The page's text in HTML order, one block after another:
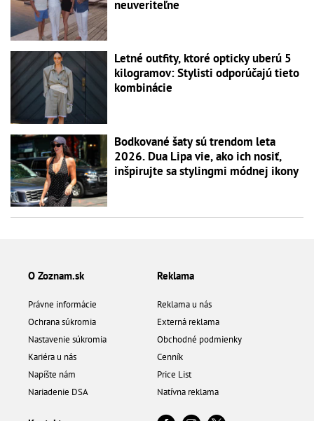
neuveriteľne
Letné outfity, ktoré opticky uberú 5
kilogramov: Stylisti odporúčajú tieto
kombinácie
Bodkované šaty sú trendom leta
2026. Dua Lipa vie, ako ich nosiť,
inšpirujte sa stylingmi módnej ikony
O Zoznam.sk
Právne informácie
Ochrana súkromia
Nastavenie súkromia
Kariéra u nás
Napíšte nám
Nariadenie DSA
Reklama
Reklama u nás
Externá reklama
Obchodné podmienky
Cenník
Price List
Natívna reklama